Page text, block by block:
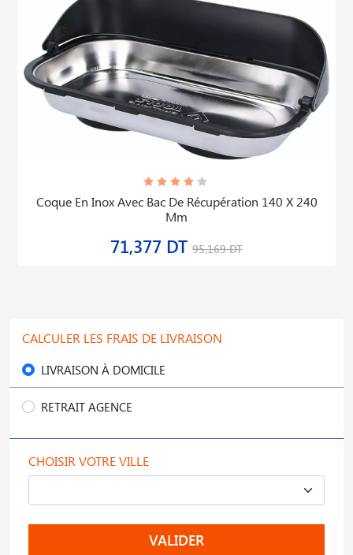
Coque En Inox Avec Bac De Récupération 140 X 240
Mm
71,377 DT 95,169 DT
CALCULER LES FRAIS DE LIVRAISON
LIVRAISON À DOMICILE
RETRAIT AGENCE
CHOISIR VOTRE VILLE
VALIDER